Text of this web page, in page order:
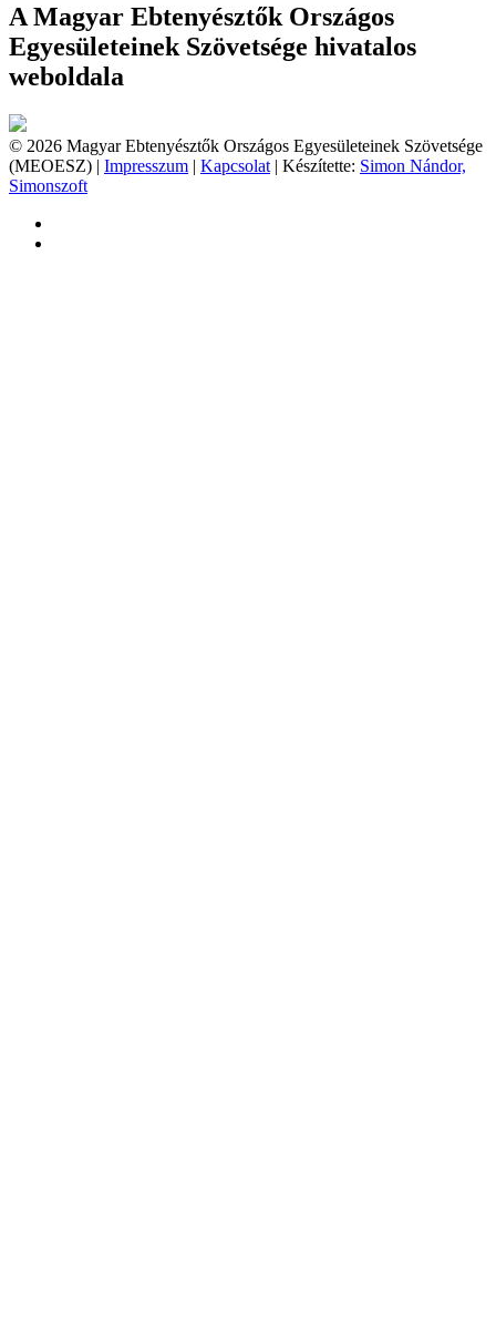
A Magyar Ebtenyésztők Országos
Egyesületeinek Szövetsége hivatalos
weboldala
© 2026 Magyar Ebtenyésztők Országos Egyesületeinek Szövetsége
(MEOESZ) | Impresszum | Kapcsolat | Készítette: Simon Nándor,
Simonszoft